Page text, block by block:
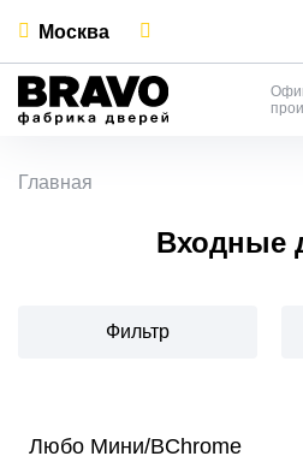
Москва
Главная
Входные
Фильтр
Любо Мини/BChrome